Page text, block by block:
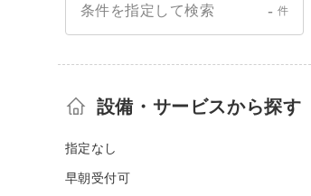
条件を指定して検索 - 件
設備・サービスから探す
指定なし
早朝受付可